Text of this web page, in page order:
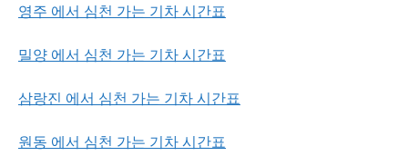
영주 에서 심천 가는 기차 시간표
밀양 에서 심천 가는 기차 시간표
삼랑진 에서 심천 가는 기차 시간표
원동 에서 심천 가는 기차 시간표